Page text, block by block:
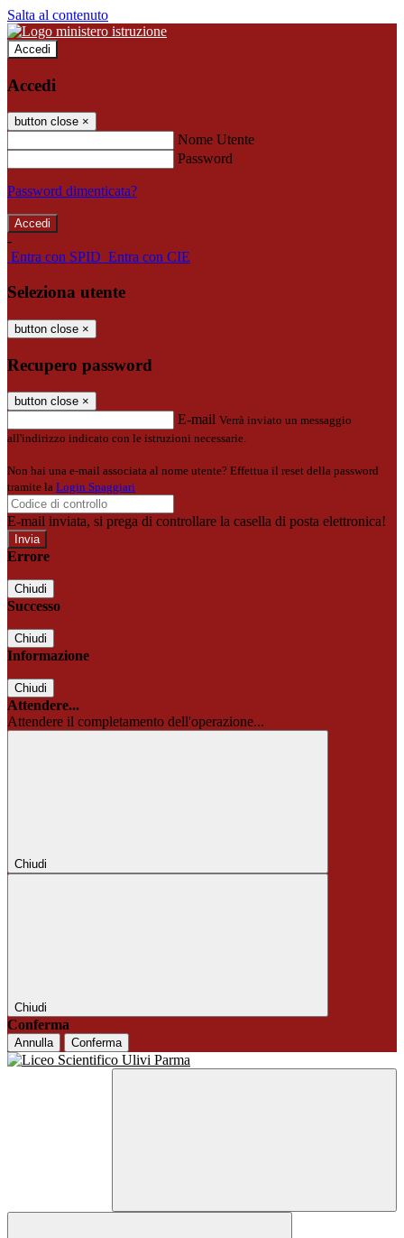
Salta al contenuto
Accedi
Accedi
button close ×
Nome Utente
Password
Password dimenticata?
-
Entra con SPID Entra con CIE
Seleziona utente
button close ×
Recupero password
button close ×
E-mail Verrà inviato un messaggio
all'indirizzo indicato con le istruzioni necessarie.
Non hai una e-mail associata al nome utente? Effettua il reset della password
tramite la Login Spaggiari
E-mail inviata, si prega di controllare la casella di posta elettronica!
Errore
Chiudi
Successo
Chiudi
Informazione
Chiudi
Attendere...
Attendere il completamento dell'operazione...
Chiudi
Chiudi
Conferma
Annulla Conferma